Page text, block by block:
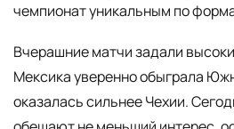
чемпионат уникальным по
Вчерашние матчи задали
Мексика уверенно обыграла
оказалась сильнее Чехии.